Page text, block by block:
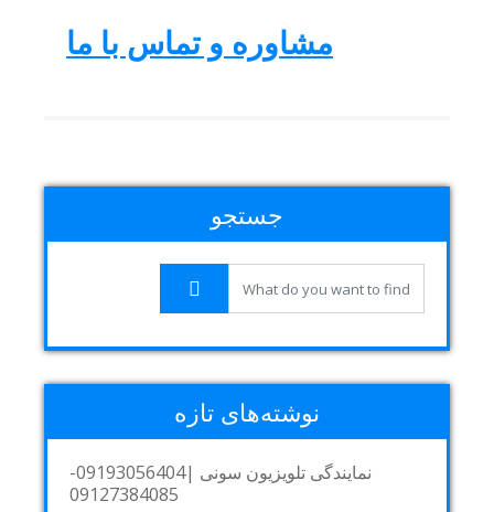
مشاوره و تماس با ما
جستجو
نوشته‌های تازه
نمایندگی تلویزیون سونی |09193056404-
09127384085